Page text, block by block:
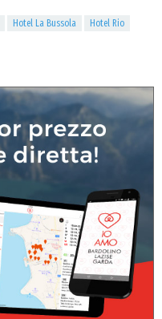
Hotel La Bussola Hotel Rio